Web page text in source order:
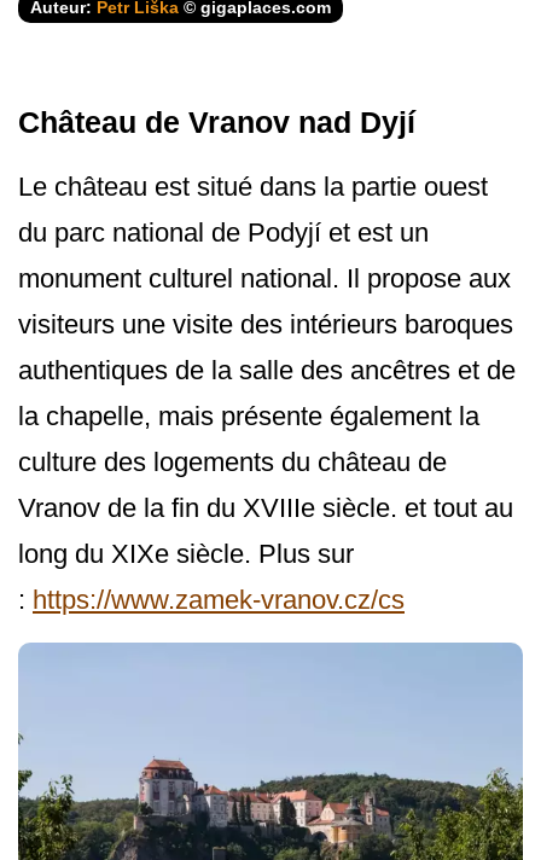
Auteur: Petr Liška © gigaplaces.com
Château de Vranov nad Dyjí
Le château est situé dans la partie ouest
du parc national de Podyjí et est un
monument culturel national. Il propose aux
visiteurs une visite des intérieurs baroques
authentiques de la salle des ancêtres et de
la chapelle, mais présente également la
culture des logements du château de
Vranov de la fin du XVIIIe siècle. et tout au
long du XIXe siècle. Plus sur
: https://www.zamek-vranov.cz/cs